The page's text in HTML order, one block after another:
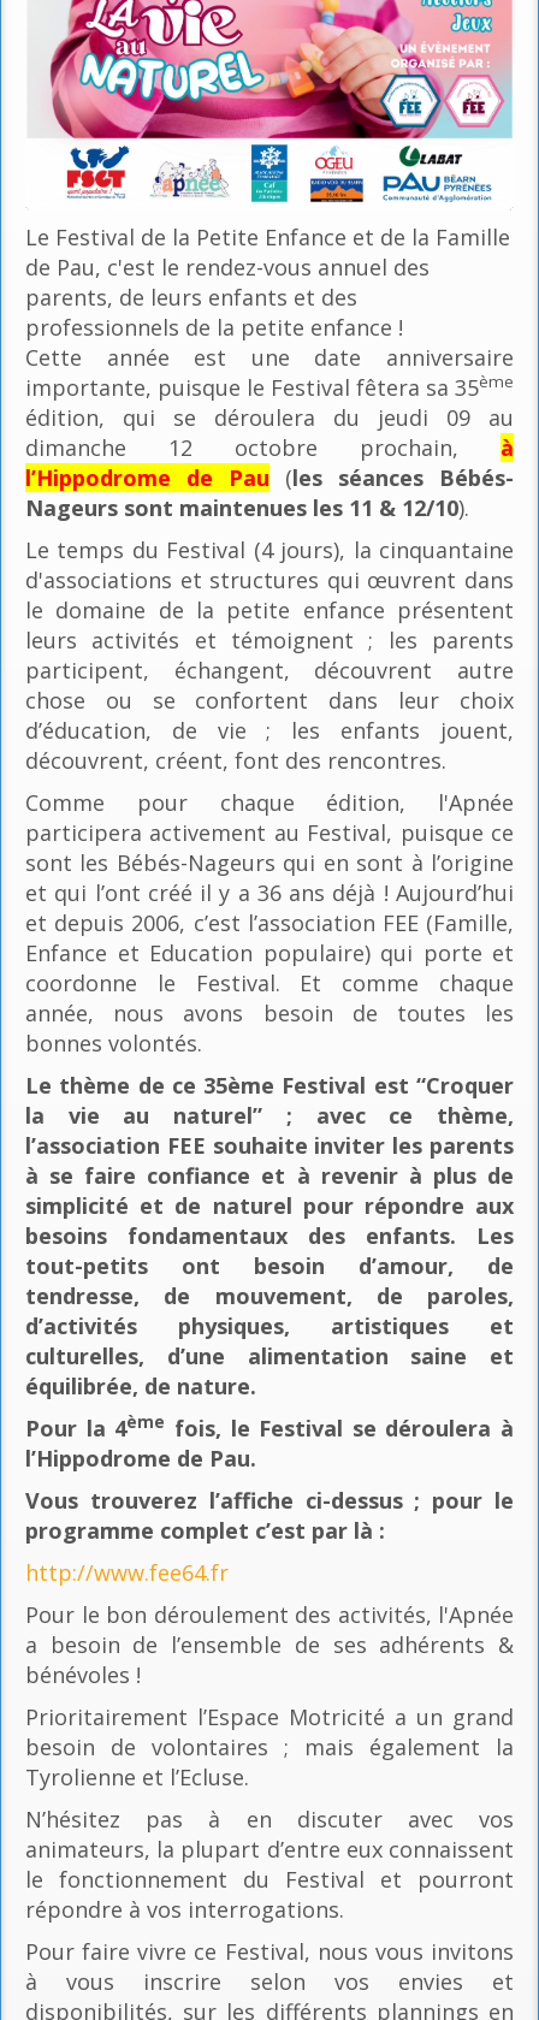
Le Festival de la Petite Enfance et de la Famille
de Pau, c'est le rendez-vous annuel des
parents, de leurs enfants et des
professionnels de la petite enfance !
Cette année est une date anniversaire
importante, puisque le Festival fêtera sa 35ème
édition, qui se déroulera du jeudi 09 au
dimanche 12 octobre prochain, à
l’Hippodrome de Pau (les séances Bébés-
Nageurs sont maintenues les 11 & 12/10).
Le temps du Festival (4 jours), la cinquantaine
d'associations et structures qui œuvrent dans
le domaine de la petite enfance présentent
leurs activités et témoignent ; les parents
participent, échangent, découvrent autre
chose ou se confortent dans leur choix
d’éducation, de vie ; les enfants jouent,
découvrent, créent, font des rencontres.
Comme pour chaque édition, l'Apnée
participera activement au Festival, puisque ce
sont les Bébés-Nageurs qui en sont à l’origine
et qui l’ont créé il y a 36 ans déjà ! Aujourd’hui
et depuis 2006, c’est l’association FEE (Famille,
Enfance et Education populaire) qui porte et
coordonne le Festival. Et comme chaque
année, nous avons besoin de toutes les
bonnes volontés.
Le thème de ce 35ème Festival est “Croquer
la vie au naturel” ; avec ce thème,
l’association FEE souhaite inviter les parents
à se faire confiance et à revenir à plus de
simplicité et de naturel pour répondre aux
besoins fondamentaux des enfants. Les
tout-petits ont besoin d’amour, de
tendresse, de mouvement, de paroles,
d’activités physiques, artistiques et
culturelles, d’une alimentation saine et
équilibrée, de nature.
Pour la 4ème fois, le Festival se déroulera à
l’Hippodrome de Pau.
Vous trouverez l’affiche ci-dessus ; pour le
programme complet c’est par là :
http://www.fee64.fr
Pour le bon déroulement des activités, l'Apnée
a besoin de l’ensemble de ses adhérents &
bénévoles !
Prioritairement l’Espace Motricité a un grand
besoin de volontaires ; mais également la
Tyrolienne et l’Ecluse.
N’hésitez pas à en discuter avec vos
animateurs, la plupart d’entre eux connaissent
le fonctionnement du Festival et pourront
répondre à vos interrogations.
Pour faire vivre ce Festival, nous vous invitons
à vous inscrire selon vos envies et
disponibilités, sur les différents plannings en